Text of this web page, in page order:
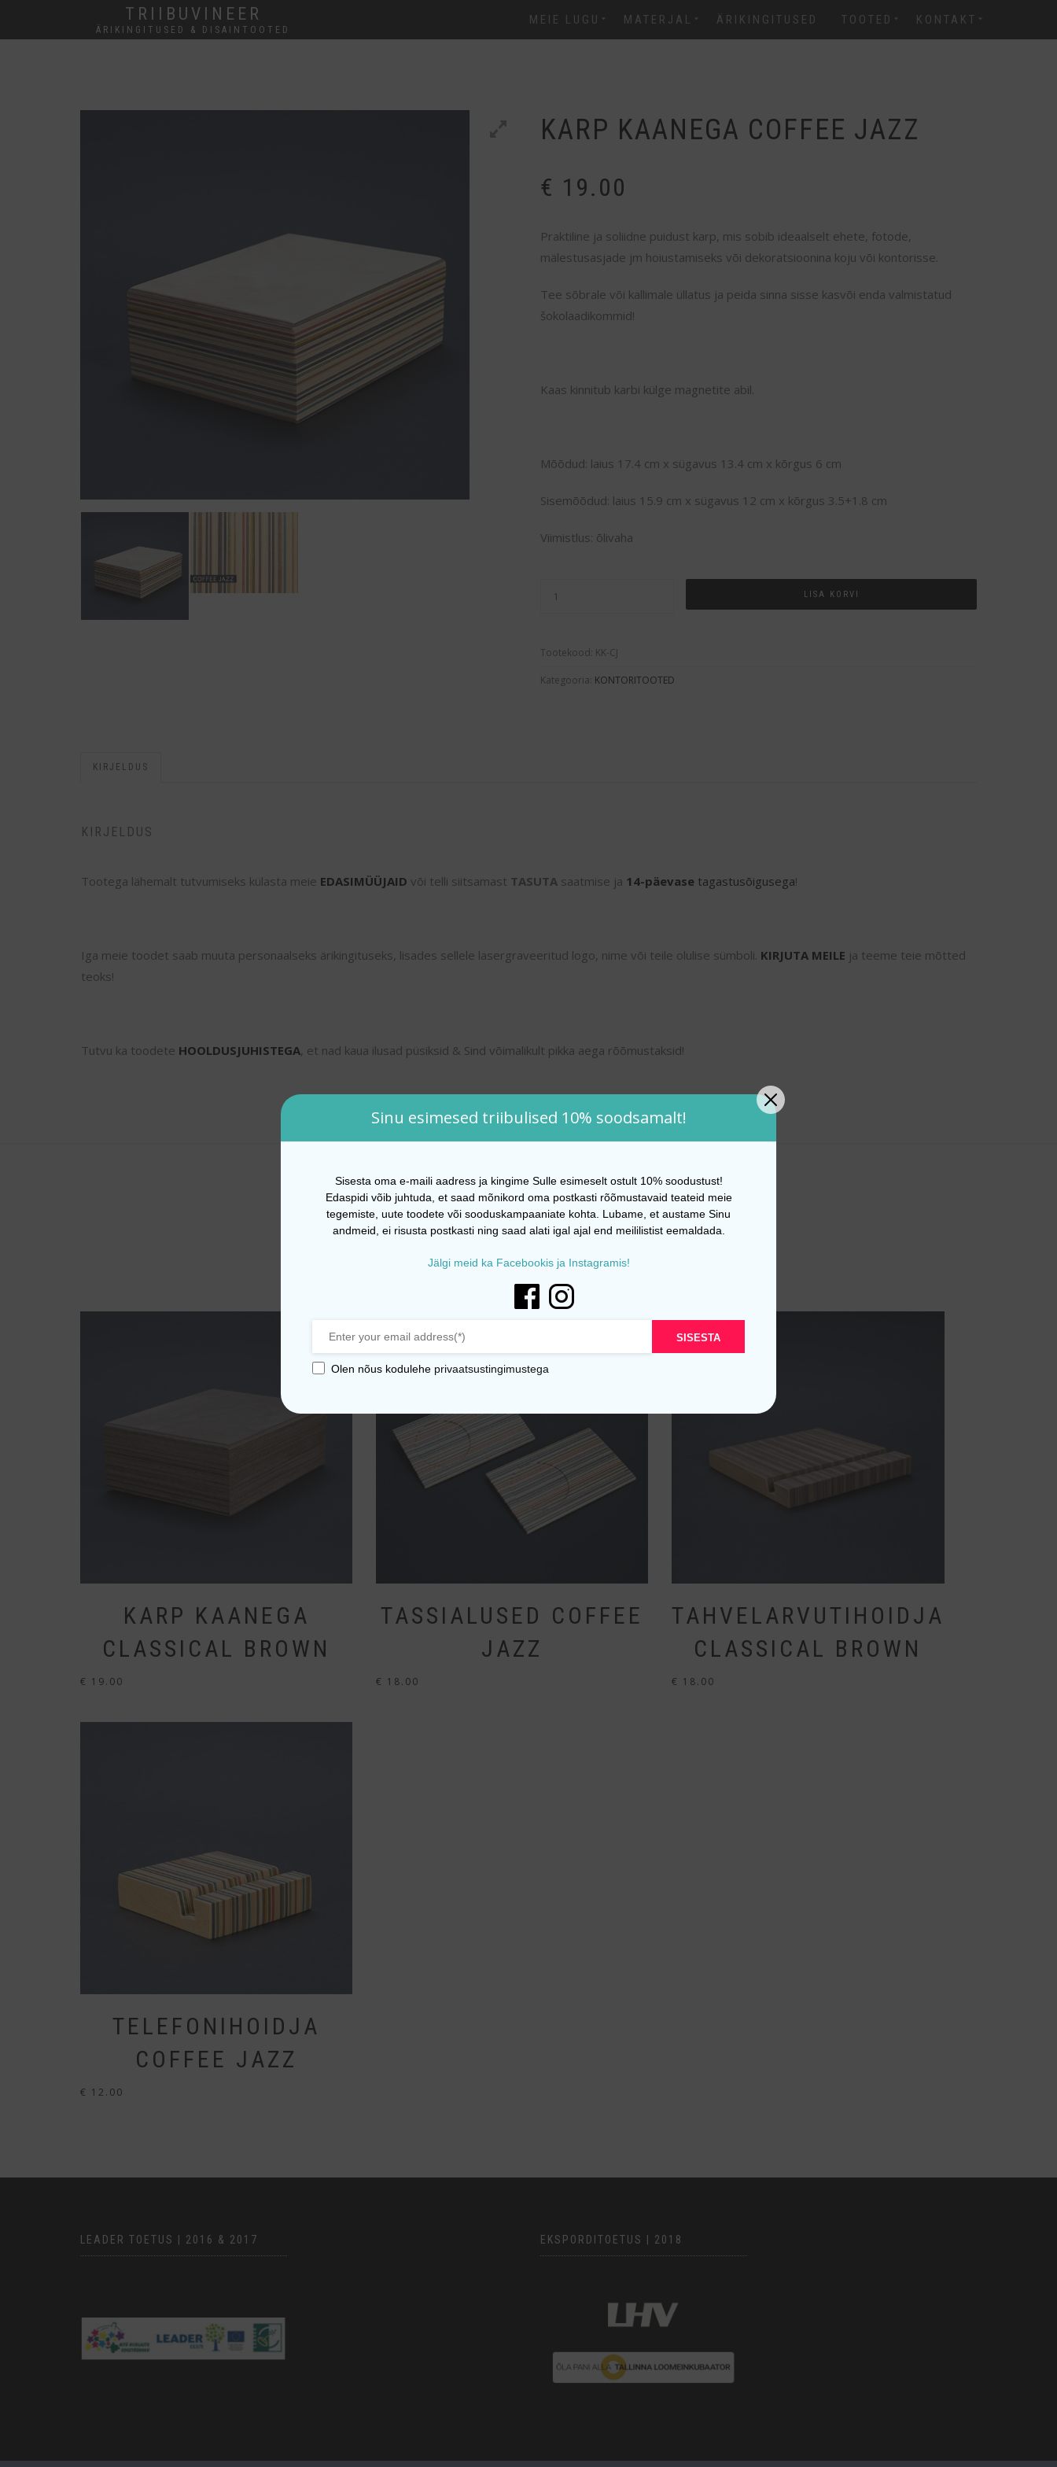
TRIIBUVINEER
ÄRIKINGITUSED & DISAINTOOTED
MEIE LUGU MATERJAL ÄRIKINGITUSED TOOTED KONTAKT
KARP KAANEGA COFFEE JAZZ
€ 19.00
Praktiline ja soliidne puidust karp, mis sobib ideaalselt ehete, fotode,
mälestusasjade jm hoiustamiseks või dekoratsioonina koju või kontorisse.
Tee sõbrale või kallimale üllatus ja peida sinna sisse kasvõi enda valmistatud
šokolaadikommid!
Kaas kinnitub karbi külge magnetite abil.
Mõõdud: laius 17.4 cm x sügavus 13.4 cm x kõrgus 6 cm
Sisemõõdud: laius 15.9 cm x sügavus 12 cm x kõrgus 3.5+1.8 cm
Viimistlus: õlivaha
JAZZ
KOGUS
LISA KORVI
Tootekood: KK-CJ
Kategooria: KONTORITOOTED
KIRJELDUS
KIRJELDUS
Tootega lähemalt tutvumiseks külasta meie EDASIMÜÜJAID või telli siitsamast TASUTA saatmise ja 14-päevase tagastusõigusega!
Iga meie toodet saab muuta personaalseks ärikingituseks, lisades sellele lasergraveeritud logo, nime või teile olulise sümboli. KIRJUTA MEILE ja teeme teie mõtted
teoks!
Tutvu ka toodete HOOLDUSJUHISTEGA, et nad kaua ilusad püsiksid & Sind võimalikult pikka aega rõõmustaksid!
SEOTUD TOOTED
KARP KAANEGA
CLASSICAL BROWN
€ 19.00
TASSIALUSED COFFEE
JAZZ
€ 18.00
TAHVELARVUTIHOIDJA
CLASSICAL BROWN
€ 18.00
TELEFONIHOIDJA
COFFEE JAZZ
€ 12.00
LEADER TOETUS | 2016 & 2017 EKSPORDITOETUS | 2018
Sinu esimesed triibulised 10% soodsamalt!
Sisesta oma e-maili aadress ja kingime Sulle esimeselt ostult 10% soodustust!
Edaspidi võib juhtuda, et saad mõnikord oma postkasti rõõmustavaid teateid meie
tegemiste, uute toodete või sooduskampaaniate kohta. Lubame, et austame Sinu
andmeid, ei risusta postkasti ning saad alati igal ajal end meililistist eemaldada.
Jälgi meid ka Facebookis ja Instagramis!
SISESTA
Olen nõus kodulehe privaatsustingimustega